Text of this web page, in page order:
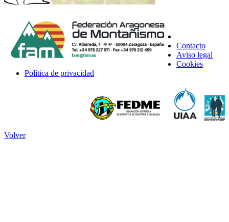
Contacto
Aviso legal
Cookies
Política de privacidad
Volver